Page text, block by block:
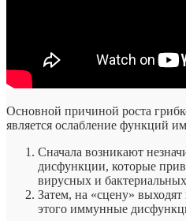
Основной причиной роста
является ослабление функций
Сначала возникают
дисфункции, которые
вирусных и
Затем, на «сцену» выходят
этого иммунные